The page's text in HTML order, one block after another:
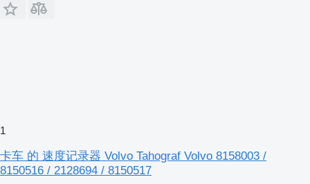
1
卡车 的 速度记录器 Volvo Tahograf Volvo 8158003 /
8150516 / 2128694 / 8150517